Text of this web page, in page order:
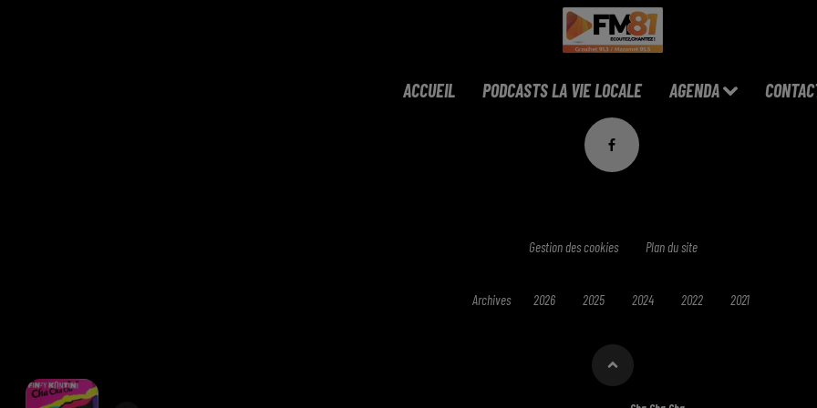
ACCUEIL PODCASTS LA VIE LOCALE AGENDA
Gestion des cookies Plan du site
Archives 2026 2025 2024 2022 2021